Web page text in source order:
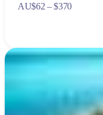
AU$62 – $370